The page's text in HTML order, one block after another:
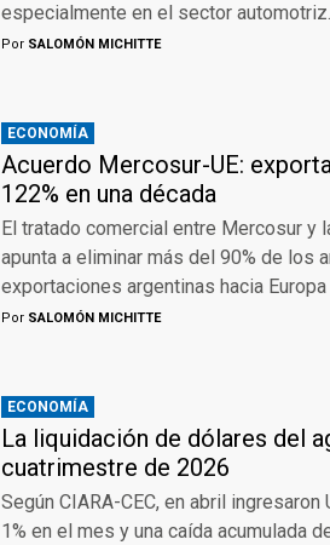
especialmente en el sector automotriz.
Por SALOMÓN MICHITTE
ECONOMÍA
Acuerdo Mercosur-UE:
122% en una década
El tratado comercial entre Mercosur y
apunta a eliminar más del 90% de los
exportaciones argentinas hacia
Por SALOMÓN MICHITTE
ECONOMÍA
La liquidación de dólares del
cuatrimestre de 2026
Según CIARA-CEC, en abril
1% en el mes y una caída acumulada